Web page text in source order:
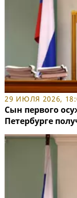
29 ИЮЛЯ 2026,
Сын первого
Петербурге